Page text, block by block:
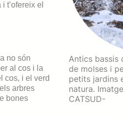
Antics bassis
de molses i
petits jardins
natura.
CATSUD-
t’ofereix el
no són
al cos i la
cos, i el verd
arbres
bones